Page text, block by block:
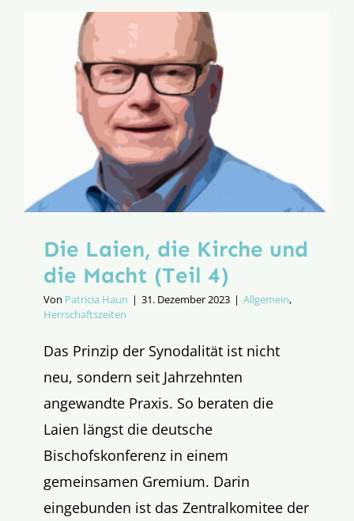
Die Laien, die Kirche und
die Macht (Teil 4)
Von Patricia Haun | 31. Dezember 2023 | Allgemein,
Herrschaftszeiten
Das Prinzip der Synodalität ist nicht
neu, sondern seit Jahrzehnten
angewandte Praxis. So beraten die
Laien längst die deutsche
Bischofskonferenz in einem
gemeinsamen Gremium. Darin
eingebunden ist das Zentralkomitee der